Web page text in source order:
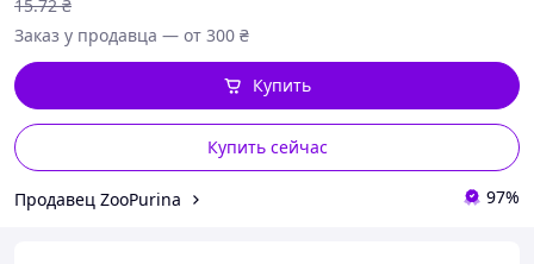
15.72 ₴
Заказ у продавца — от 300 ₴
Купить сейчас
Купить
Продавец ZooPurina 97%